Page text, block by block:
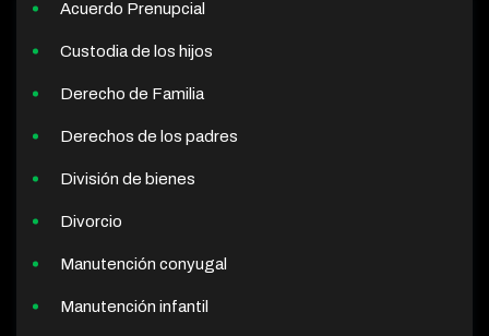
Acuerdo Prenupcial
Custodia de los hijos
Derecho de Familia
Derechos de los padres
División de bienes
Divorcio
Manutención conyugal
Manutención infantil